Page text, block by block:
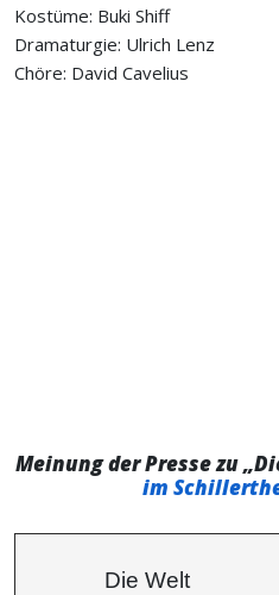
Kostüme: Buki Shiff
Dramaturgie: Ulrich Lenz
Chöre: David Cavelius
Meinung der Presse zu
im
Die Welt